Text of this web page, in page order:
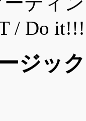
/ Do
ジッ